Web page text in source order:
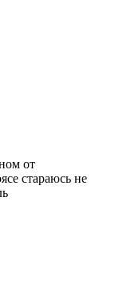
от
стараюсь не